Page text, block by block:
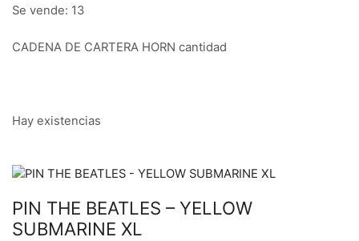
Se vende: 13
CADENA DE CARTERA HORN cantidad
Hay existencias
PIN THE BEATLES – YELLOW
SUBMARINE XL